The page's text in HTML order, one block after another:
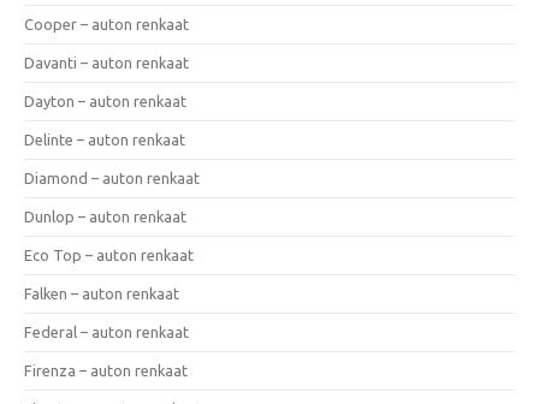
Cooper – auton renkaat
Davanti – auton renkaat
Dayton – auton renkaat
Delinte – auton renkaat
Diamond – auton renkaat
Dunlop – auton renkaat
Eco Top – auton renkaat
Falken – auton renkaat
Federal – auton renkaat
Firenza – auton renkaat